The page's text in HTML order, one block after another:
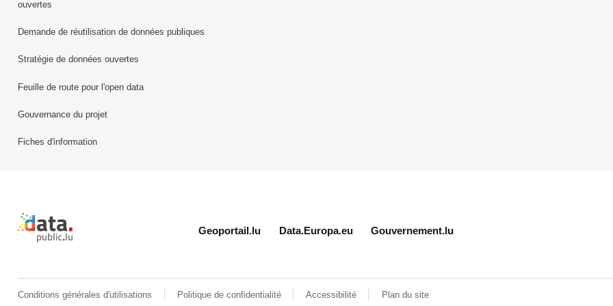
ouvertes
Demande de réutilisation de données publiques
Stratégie de données ouvertes
Feuille de route pour l'open data
Gouvernance du projet
Fiches d'information
Retour à l'accueil de data.public.lu
Geoportail.lu Data.Europa.eu Gouvernement.lu
Conditions générales d'utilisations Politique de confidentialité Accessibilité Plan du site